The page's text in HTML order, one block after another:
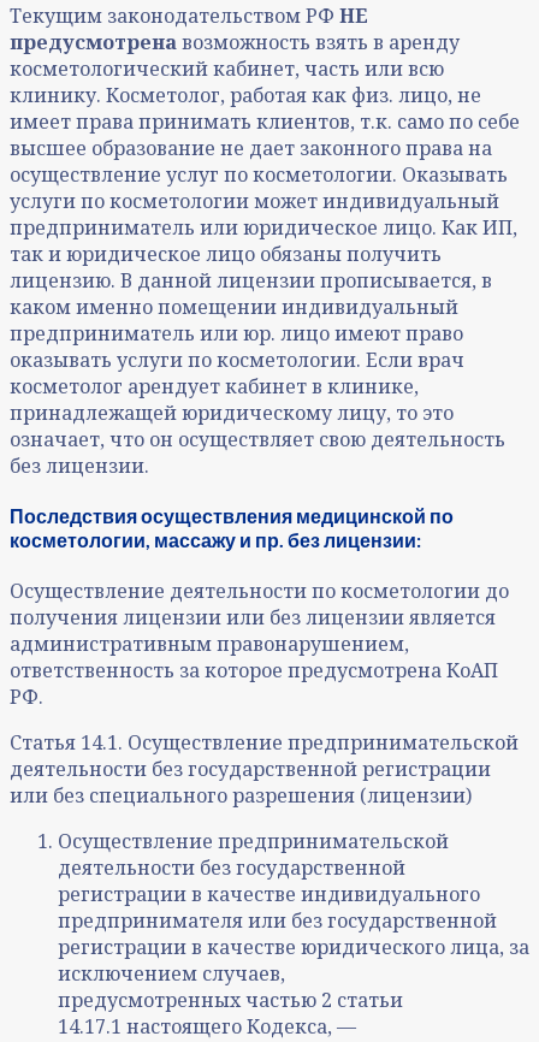
Текущим законодательством РФ НЕ
предусмотренавозможность взять в аренду
косметологический кабинет, часть или всю
клинику. Косметолог, работая как физ. лицо, не
имеет права принимать клиентов, т.к. само по себе
высшее образование не дает законного права на
осуществление услуг по косметологии. Оказывать
услуги по косметологии может индивидуальный
предприниматель или юридическое лицо. Как ИП,
так и юридическое лицо обязаны получить
лицензию. В данной лицензии прописывается, в
каком именно помещении индивидуальный
предприниматель или юр. лицо имеют право
оказывать услуги по косметологии. Если врач
косметолог арендует кабинет в клинике,
принадлежащей юридическому лицу, то это
означает, что он осуществляет свою деятельность
без лицензии.
Последствия осуществления медицинской по
косметологии, массажу и пр. без лицензии:
Осуществление деятельности по косметологии до
получения лицензии или без лицензии является
административным правонарушением,
ответственность за которое предусмотрена КоАП
РФ.
Статья 14.1. Осуществление предпринимательской
деятельности без государственной регистрации
или без специального разрешения (лицензии)
Осуществление предпринимательской
деятельности без государственной
регистрации в качестве индивидуального
предпринимателя или без государственной
регистрации в качестве юридического лица, за
исключением случаев,
предусмотренных частью 2 статьи
14.17.1 настоящего Кодекса, —